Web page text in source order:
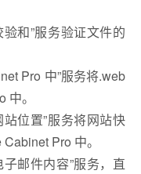
和”服务验证文件的
Pro 中”服务将.web
。
位置”服务将网站快
Pro 中。
邮件内容”服务，直